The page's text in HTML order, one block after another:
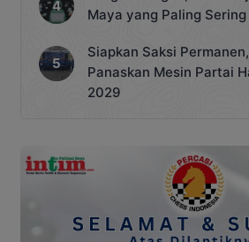
Maya yang Paling
Siapkan Saksi
Panaskan Mesin Partai
2029